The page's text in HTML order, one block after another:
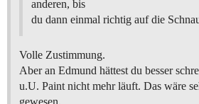
anderen, bis
du dann einmal richtig auf die
Volle Zustimmung.
Aber an Edmund hättest du besser
u.U. Paint nicht mehr läuft. Das wäre
gewesen.